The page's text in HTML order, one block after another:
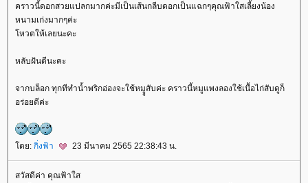
คราวนี้ดอกสวยแปลกมากค่ะมีเป็นเส้นกลีบดอกเป็นแฉกๆคุณฟ้าใสเลี้ยงน้อง
หนามเก่งมากๆค่ะ
หวตให้เลยนะคะ
หลับฝันดีนะคะ
จากบล็อก ทุกทีทำน้ำพริกอ่องจะใช้หมููสับค่ะ คราวนี้หมูแพงลองใช้เนื้อไก่สับดูก็
อร่อยดีค่ะ
ดย: กิ่งฟ้า 23 มีนาคม 2565 22:38:43 น.
สวัสดีค่า คุณฟ้าใส